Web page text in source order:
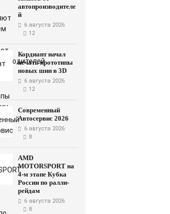
автопроизводителе
й
6 августа 2026
12
Кордиант начал
печать прототипы
новых шин в 3D
6 августа 2026
12
Современный
Автосервис 2026
6 августа 2026
8
AMD
MOTORSPORT на
4-м этапе Кубка
России по ралли-
рейдам
6 августа 2026
8